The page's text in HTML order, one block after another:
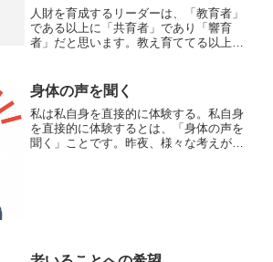
人財を育成するリーダーは、「教育者」
である以上に「共育者」であり「響育
者」だと思います。教え育ててる以上
す。その在り方に他人は言行一致の信頼
感と自ら成長したいというモチ...
身体の声を聞く
私は私自身を直接的に体験する。私自身
を直接的に体験するとは、「身体の声を
聞く」ことです。昨夜、様々な考えが頭